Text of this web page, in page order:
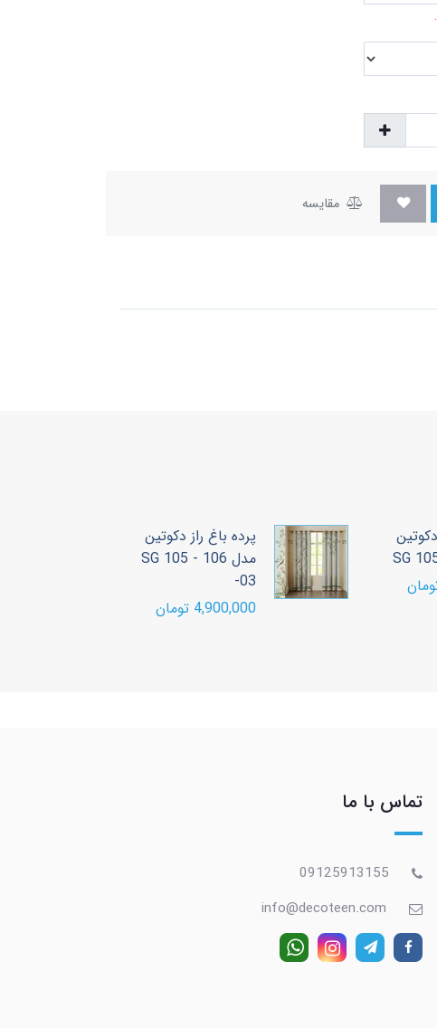
مقایسه
پرده باغ راز دکوتین
مدل SG 105 - 106
-03
4,900,000 تومان
تماس با ما